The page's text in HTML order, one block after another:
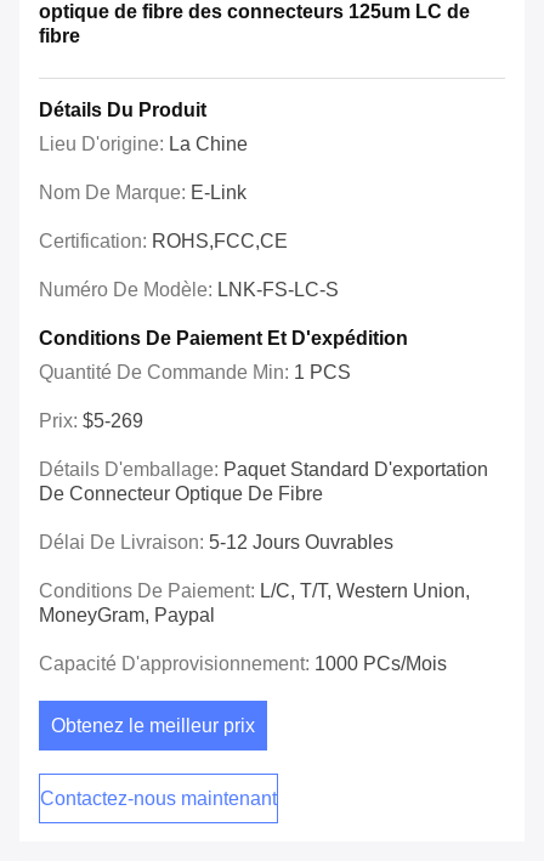
optique de fibre des connecteurs 125um LC de
fibre
Détails Du Produit
Lieu D'origine: La Chine
Nom De Marque: E-Link
Certification: ROHS,FCC,CE
Numéro De Modèle: LNK-FS-LC-S
Conditions De Paiement Et D'expédition
Quantité De Commande Min: 1 PCS
Prix: $5-269
Détails D'emballage: Paquet Standard D'exportation
De Connecteur Optique De Fibre
Délai De Livraison: 5-12 Jours Ouvrables
Conditions De Paiement: L/C, T/T, Western Union,
MoneyGram, Paypal
Capacité D'approvisionnement: 1000 PCs/mois
Obtenez le meilleur prix
Contactez-nous maintenant